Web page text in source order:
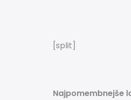
[split]
Najpomembnejše